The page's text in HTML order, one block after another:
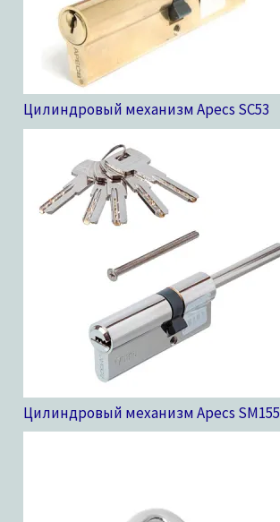
Цилиндровый механизм Apecs SC53
Цилиндровый механизм Apecs SM155